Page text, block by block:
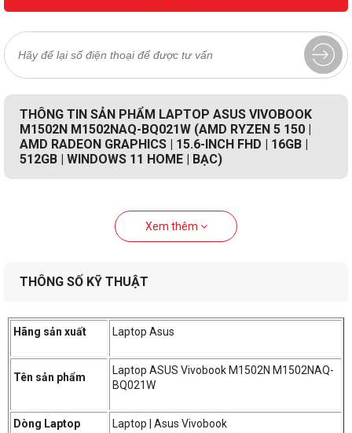
THÔNG TIN SẢN PHẨM LAPTOP ASUS VIVOBOOK
M1502N M1502NAQ-BQ021W (AMD RYZEN 5 150 |
AMD RADEON GRAPHICS | 15.6-INCH FHD | 16GB |
512GB | WINDOWS 11 HOME | BẠC)
Xem thêm
THÔNG SỐ KỸ THUẬT
Hãng sản xuất Laptop Asus
Tên sản phẩm
Laptop ASUS Vivobook M1502N M1502NAQ-
BQ021W
Dòng Laptop Laptop | Asus Vivobook